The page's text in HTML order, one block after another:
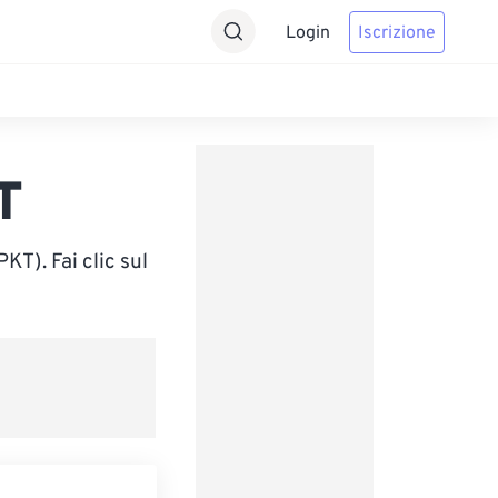
Login Iscrizione
Fai clic sul